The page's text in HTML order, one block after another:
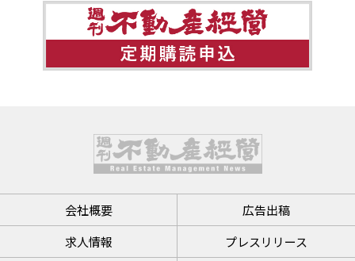
会社概要
広告出稿
求人情報
プレスリリース